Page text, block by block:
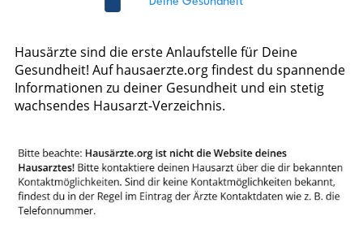
Hausärzte sind die erste Anlaufstelle für Deine
Gesundheit! Auf hausaerzte.org findest du spannende
Informationen zu deiner Gesundheit und ein stetig
wachsendes Hausarzt-Verzeichnis.